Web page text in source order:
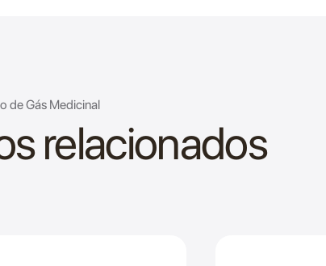
de Gás Medicinal
relacionados